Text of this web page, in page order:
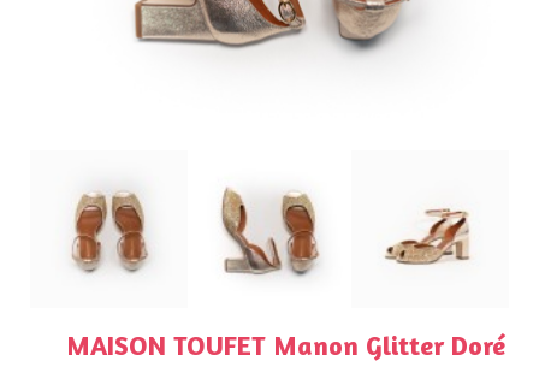
MAISON TOUFET Manon Glitter Doré